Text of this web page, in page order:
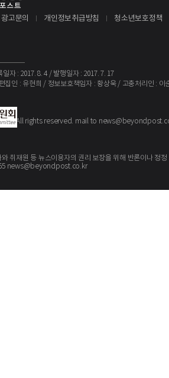
광고문의 개인정보취급방침 청소년보호정책
자 : 2017. 8. 4 / 발행일자 : 2017. 7. 17
집인 : 유현희 / 정보보호책임자 : 황상욱 / 고충처리인 : 이
. All rights reserved. mail to
와 취재원 등 뉴스이용자의 권리 보장을 위해 반론이나
news@beyondpost.co.kr